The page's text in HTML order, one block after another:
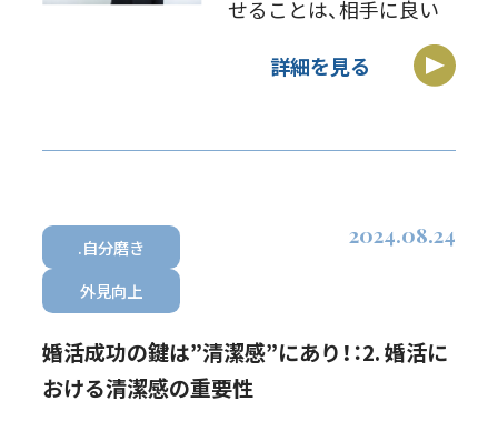
せることは、相手に良い
第一印象を与えるだけで
なく、自信を持って婚活
詳細を見る
.自分磨き
外見向上
2024.08.24
婚活成功の鍵は”清潔感”にあり！：2. 婚活に
おける清潔感の重要性